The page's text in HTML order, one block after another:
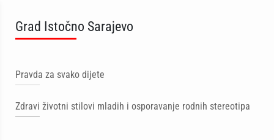
Grad Istočno Sarajevo
Pravda za svako dijete
Zdravi životni stilovi mladih i osporavanje rodnih stereotipa